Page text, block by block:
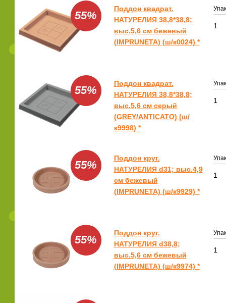
55%
Поддон квадрат.
НАТУРЕЛИЯ 38,8*38,8;
выс.5,6 см бежевый
(IMPRUNETA) (ш/к0024) *
1
55%
Поддон квадрат.
НАТУРЕЛИЯ 38,8*38,8;
выс.5,6 см серый
(GREY/ANTICATO) (ш/
к9998) *
1
55%
Поддон круг.
НАТУРЕЛИЯ d31; выс.4,9
см бежевый
(IMPRUNETA) (ш/к9929) *
1
55%
Поддон круг.
НАТУРЕЛИЯ d38,8;
выс.5,6 см бежевый
(IMPRUNETA) (ш/к9974) *
1